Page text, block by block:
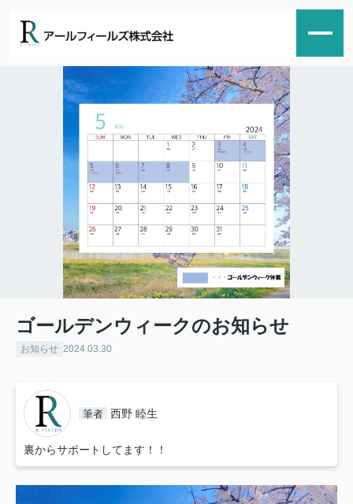
ゴールデンウィークのお知らせ
お知らせ 2024.03.30
筆者 西野 睦生
裏からサポートしてます！！